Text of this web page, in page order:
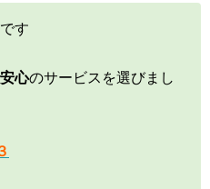
す
心のサービスを選びまし